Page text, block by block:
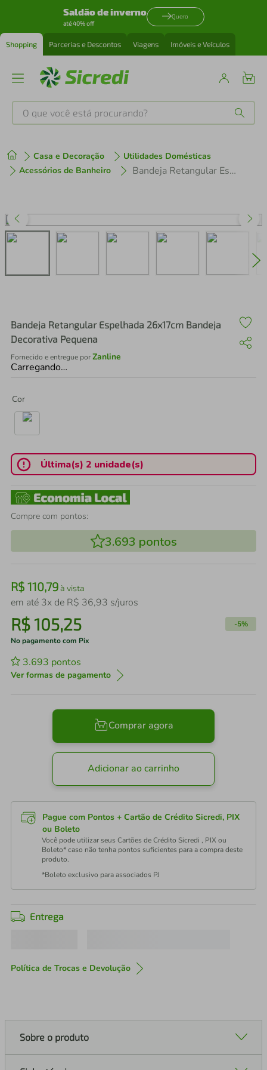
Saldão de inverno
até 40% off
Quero
Shopping Parcerias e Descontos Viagens Imóveis e Veículos
O que você está procurando?
Casa e Decoração
Utilidades Domésticas
Acessórios de Banheiro
Bandeja Retangular Espelhada 26x17cm Bandeja Decorativa Pequena
Bandeja Retangular Espelhada 26x17cm Bandeja
Decorativa Pequena
Fornecido e entregue porZanline
Carregando…
Cor
Última(s) 2 unidade(s)
Compre com pontos:
3.693 pontos
R$ 110,79à vista
em até 3x de R$ 36,93 s/juros
R$105,25 -5%
No pagamento com Pix
3.693 pontos
Ver formas de pagamento
Comprar agora
Adicionar ao carrinho
Pague com Pontos + Cartão de Crédito Sicredi, PIX
ou Boleto
Você pode utilizar seus Cartões de Crédito Sicredi , PIX ou
Boleto* caso não tenha pontos suficientes para a compra deste
produto.
*Boleto exclusivo para associados PJ
Entrega
Política de Trocas e Devolução
Sobre o produto
1º tenis
3º perfume